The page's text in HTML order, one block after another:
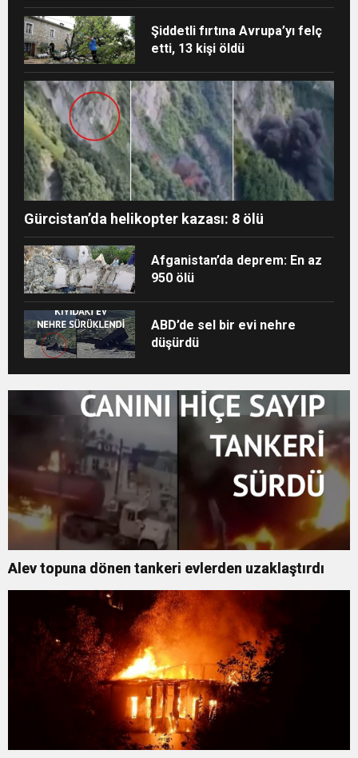
Şiddetli fırtına Avrupa’yı felç
etti, 13 kişi öldü
Gürcistan’da helikopter kazası: 8 ölü
Afganistan’da deprem: En az
950 ölü
ABD’de sel bir evi nehre
düşürdü
Alev topuna dönen tankeri evlerden uzaklaştırdı